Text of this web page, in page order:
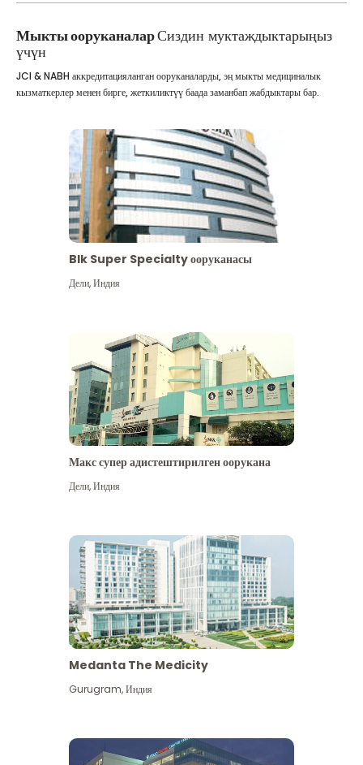
Мыкты ооруканаларСиздин муктаждыктарыңыз
үчүн
JCI & NABH аккредитацияланган ооруканаларды, эң мыкты медициналык
кызматкерлер менен бирге, жеткиликтүү баада заманбап жабдыктары бар.
Blk Super Specialty ооруканасы
Дели,Индия
Макс супер адистештирилген оорукана
Дели,Индия
Medanta The Medicity
Gurugram,Индия